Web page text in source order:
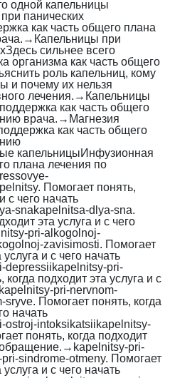
одной капельницы
панических
как часть общего плана
→ Капельницы при
Здесь сильнее всего
организма как часть общего
роль капельниц, кому
и почему их нельзя
лечения. → Капельницы
как часть общего
врача. → Магнезия
как часть общего
капельницыИнфузионная
плана лечения по
Помогает понять,
с чего начать
snakapelnitsa-dlya-sna.
эта услуга и с чего
pri-alkogolnoj-
zavisimosti. Помогает
и с чего начать
depressiikapelnitsy-pri-
подходит эта услуга и с
kapelnitsy-pri-nervnom-
Помогает понять, когда
начать
ostroj-intoksikatsiikapelnitsy-
понять, когда подходит
обращение. → kapelnitsy-pri-
sindrome-otmeny. Помогает
и с чего начать